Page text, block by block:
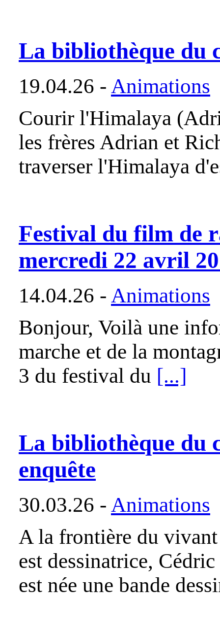
La bibliothèque du
19.04.26 - Animations
Courir l'Himalaya
les frères Adrian et
traverser l'Himalaya
Festival du film de
mercredi 22 avril
14.04.26 - Animations
Bonjour, Voilà une
marche et de la
3 du festival du [...]
La bibliothèque du
enquête
30.03.26 - Animations
A la frontière du
est dessinatrice,
est née une bande